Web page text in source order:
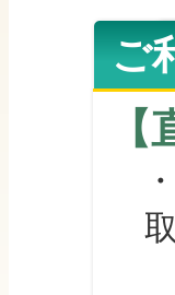
ご
・
※